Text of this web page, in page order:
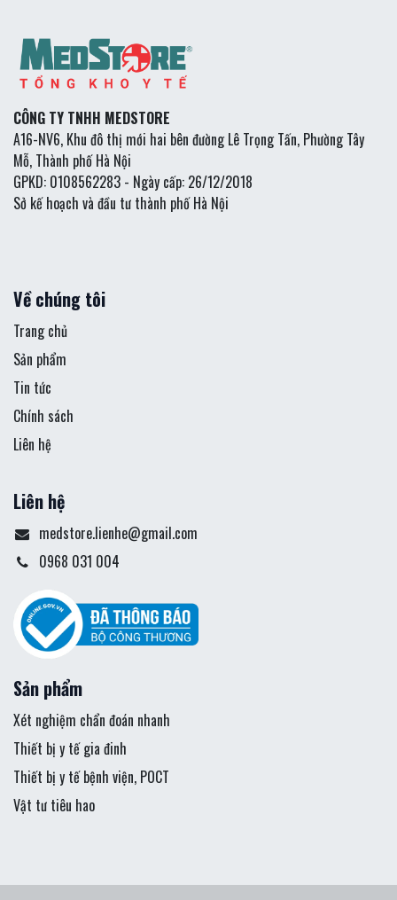
CÔNG TY TNHH MEDSTORE
A16-NV6, Khu đô thị mới hai bên đường Lê Trọng Tấn, Phường Tây
Mỗ, Thành phố Hà Nội
GPKD: 0108562283 - Ngày cấp: 26/12/2018
Sở kế hoạch và đầu tư thành phố Hà Nội
Về chúng tôi
Trang chủ
Sản phẩm
Tin tức
Chính sách
Liên hệ
Liên hệ
medstore.lienhe@gmail.com
0968 031 004
Sản phẩm
Xét nghiệm chẩn đoán nhanh
Thiết bị y tế gia đinh
Thiết bị y tế bệnh viện, POCT
Vật tư tiêu hao